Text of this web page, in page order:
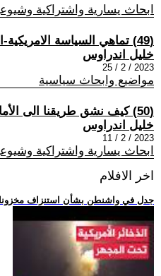
ابحاث يسارية واشتراكية
(49) تماهي السياسة الامريكية-الإسرائيلية
خليل اندراوس
2023 / 2 / 25
مواضيع وابحاث سياسية
(50) كيف نشق طريقنا الى الأمام
خليل اندراوس
2023 / 2 / 11
ابحاث يسارية واشتراكية
اخر الافلام
.. جدل في واشنطن بشأن استنزاف